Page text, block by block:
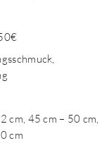
cm, 45 cm – 50 cm,
cm